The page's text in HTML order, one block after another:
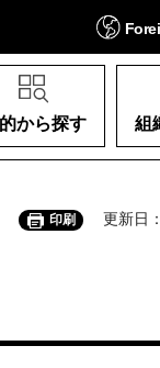
から探す 組
印刷 更新日